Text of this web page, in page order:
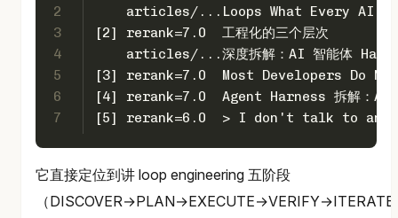
2
3
4
5
6
7
articles/...Loops What Every AI
[2] rerank=7.0  工程化的三个层次
articles/...深度拆解：AI 智能体
[3] rerank=7.0  Most Developers Do
[4] rerank=7.0  Agent Harness 拆解：AI
[5] rerank=6.0  > I don't talk to an
它直接定位到讲 loop engineering 五阶段
（DISCOVER→PLAN→EXECUTE→VERIFY→ITERATE